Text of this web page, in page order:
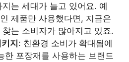
는 세대가 늘고 있어요. 예
제품만 사용했다면, 지금은
는 소비자가 많아지고 있죠.
지: 친환경 소비가 확대됨에
한 포장재를 사용하는 브랜드